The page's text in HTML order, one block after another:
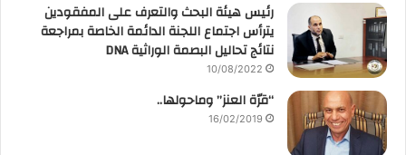
رئيس هيئة البحث والتعرف على المفقودين
يترأس اجتماع اللجنة الدائمة الخاصة بمراجعة
نتائج تحاليل البصمة الوراثية DNA
10/08/2022
“قرّة العنز” وماحولها..
16/02/2019